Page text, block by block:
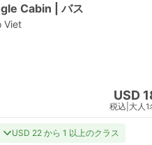
Cabin | バス
Viet
USD
税込 大人1
USD 22 から 1 以上のクラス